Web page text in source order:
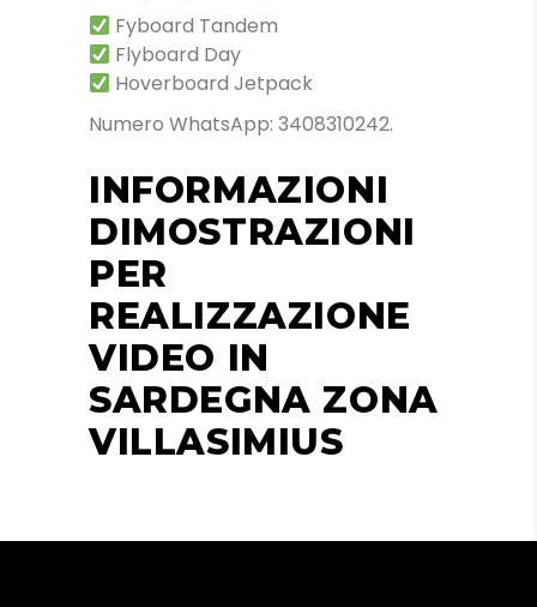
Fyboard Tandem
Flyboard Day
Hoverboard Jetpack
Numero WhatsApp: 3408310242.
INFORMAZIONI
DIMOSTRAZIONI
PER
REALIZZAZIONE
VIDEO IN
SARDEGNA ZONA
VILLASIMIUS